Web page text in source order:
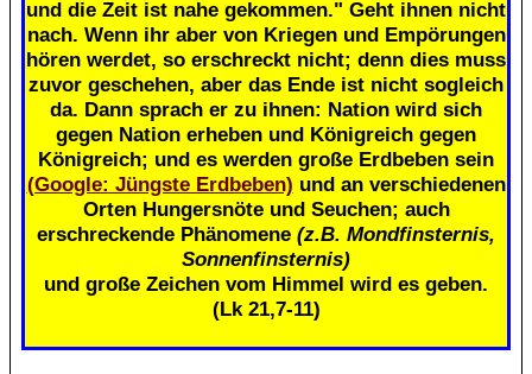
und die Zeit ist nahe gekommen." Geht ihnen nicht
nach. Wenn ihr aber von Kriegen und Empörungen
hören werdet, so erschreckt nicht; denn dies muss
zuvor geschehen, aber das Ende ist nicht sogleich
da. Dann sprach er zu ihnen: Nation wird sich
gegen Nation erheben und Königreich gegen
Königreich; und es werden große Erdbeben sein
(Google: Jüngste Erdbeben) und an verschiedenen
Orten Hungersnöte und Seuchen; auch
erschreckende Phänomene (z.B. Mondfinsternis,
Sonnenfinsternis)
und große Zeichen vom Himmel wird es geben.
(Lk 21,7-11)